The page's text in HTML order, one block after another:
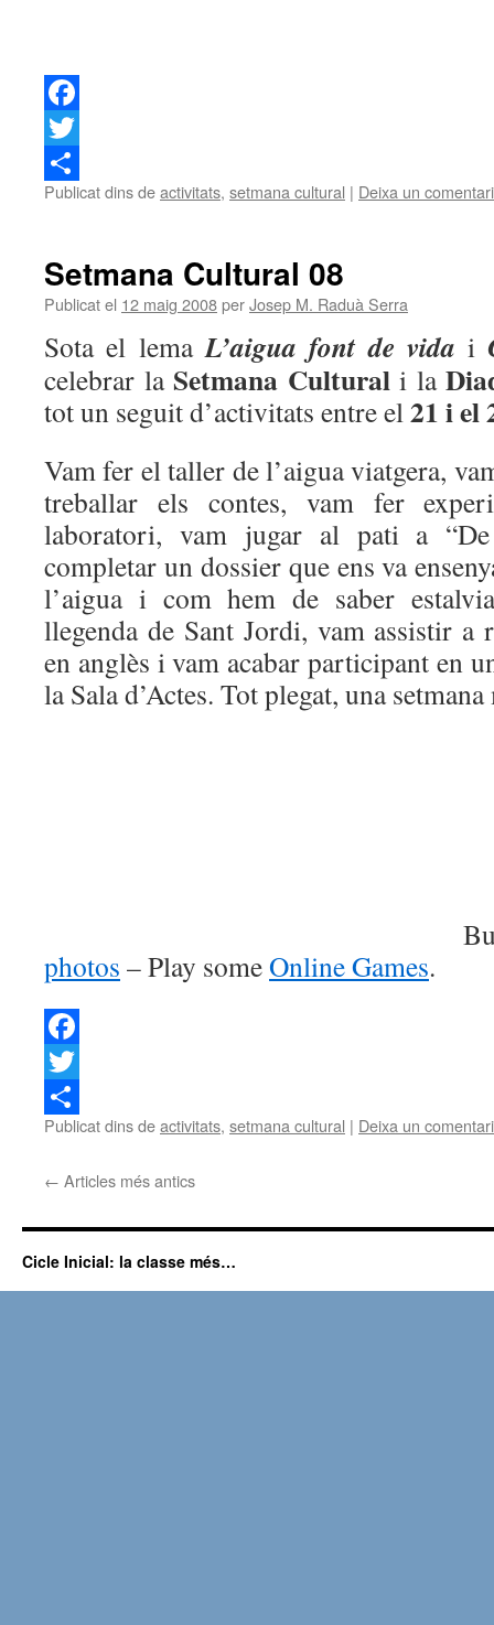
Facebook
Twitter
Comparteix
Publicat dins deactivitats, setmana cultural | Deixa un comentari
Setmana Cultural 08
Publicat el 12 maig 2008perJosep M. Raduà Serra
Sota el lemaL’aigua font de vida i
celebrar la Setmana Culturali la
tot un seguit d’activitats entre el21 i el
Vam fer el taller de l’aigua viatgera,
treballar els contes, vam fer
laboratori, vam jugar al pati a
completar un dossier que ens va
l’aigua i com hem de saber
llegenda de Sant Jordi, vam assistir a
en anglès i vam acabar participant en
la Sala d’Actes. Tot plegat, una
photos – Play someOnline Games.
Facebook
Twitter
Comparteix
Publicat dins deactivitats, setmana cultural | Deixa un comentari
← Articles més antics
Cicle Inicial: la classe més…